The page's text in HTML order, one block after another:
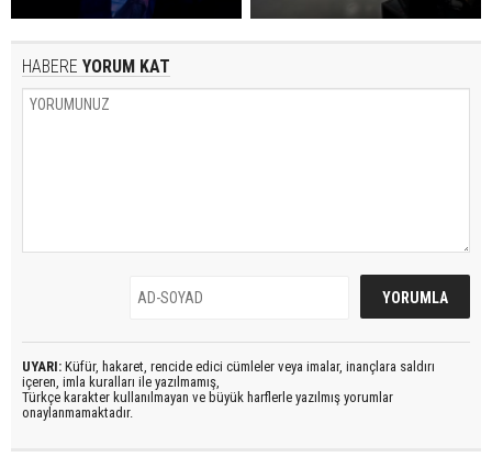
HABERE YORUM KAT
UYARI: Küfür, hakaret, rencide edici cümleler veya imalar, inançlara saldırı
içeren, imla kuralları ile yazılmamış,
Türkçe karakter kullanılmayan ve büyük harflerle yazılmış yorumlar
onaylanmamaktadır.